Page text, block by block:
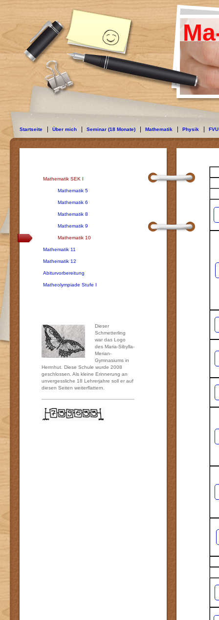
Startseite Über mich Seminar (18 Monate) Mathematik Physik
Mathematik SEK I
Mathematik 5
Mathematik 6
Mathematik 8
Mathematik 9
Mathematik 10
Mathematik 11
Mathematik 12
Abiturvorbereitung
Matheolympiade Stufe I
Dieser
Schmetterling
war das Logo
des Maria-Sibylla-
Merian-
Gymnasiums in
Herrnhut. Diese Schule wurde 2008
geschlossen. Als kleine Erinnerung an
unvergessliche 18 Lehrerjahre soll er auf
diesen Seiten weiterflattern.